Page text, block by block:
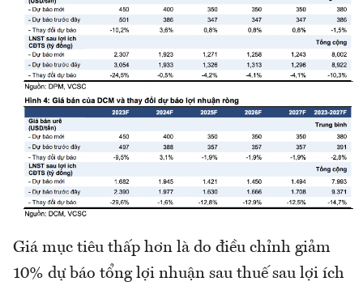
Giá mục tiêu thấp hơn là do điều chỉnh giảm
10% dự báo tổng lợi nhuận sau thuế sau lợi ích